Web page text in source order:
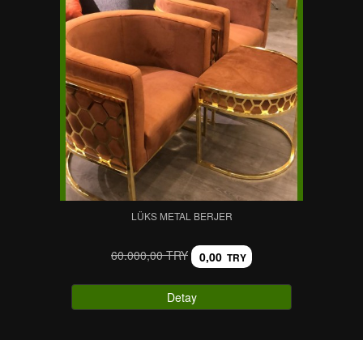
LÜKS METAL BERJER
60.000,00 TRY 0,00 TRY
Detay